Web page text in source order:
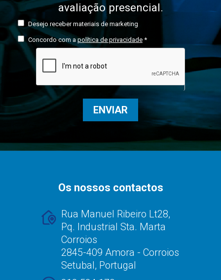
avaliação presencial.
Desejo receber materiais de marketing
Concordo com apolítica de privacidade*
ENVIAR
Os nossos contactos
Rua Manuel Ribeiro Lt28,
Pq. Industrial Sta. Marta
Corroios
2845-409 Amora - Corroios
Setubal, Portugal